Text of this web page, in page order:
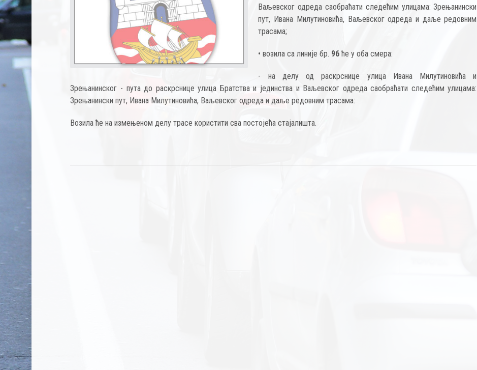
Ваљевског одреда саобраћати следећим улицама: Зрењанински
пут, Ивана Милутиновића, Ваљевског одреда и даље редовним
трасама;
• возила са линије бр. 96ће у оба смера:
- на делу од раскрснице улица Ивана Милутиновића и
Зрењанинског - пута до раскрснице улица Братства и јединства и Ваљевског одреда саобраћати следећим улицама:
Зрењанински пут, Ивана Милутиновића, Ваљевског одреда и даље редовним трасама:
Возила ће на измењеном делу трасе користити сва постојећа стајалишта.